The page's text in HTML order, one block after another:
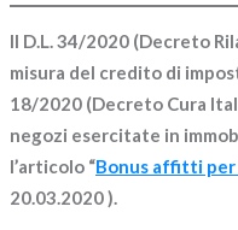
Il D.L. 34/2020 (Decreto
misura del credito di
18/2020 (Decreto Cura
negozi esercitate in
l’articolo “Bonus affitti
20.03.2020 ).